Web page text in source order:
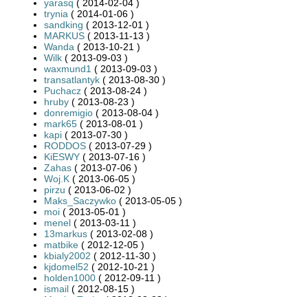
yarasq ( 2014-02-04 )
trynia ( 2014-01-06 )
sandking ( 2013-12-01 )
MARKUS ( 2013-11-13 )
Wanda ( 2013-10-21 )
Wilk ( 2013-09-03 )
waxmund1 ( 2013-09-03 )
transatlantyk ( 2013-08-30 )
Puchacz ( 2013-08-24 )
hruby ( 2013-08-23 )
donremigio ( 2013-08-04 )
mark65 ( 2013-08-01 )
kapi ( 2013-07-30 )
RODDOS ( 2013-07-29 )
KiESWY ( 2013-07-16 )
Zahas ( 2013-07-06 )
Woj.K ( 2013-06-05 )
pirzu ( 2013-06-02 )
Maks_Saczywko ( 2013-05-05 )
moi ( 2013-05-01 )
menel ( 2013-03-11 )
13markus ( 2013-02-08 )
matbike ( 2012-12-05 )
kbialy2002 ( 2012-11-30 )
kjdomel52 ( 2012-10-21 )
holden1000 ( 2012-09-11 )
ismail ( 2012-08-15 )